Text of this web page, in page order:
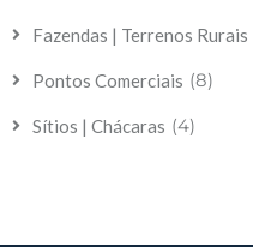
Fazendas | Terrenos Rurais
Pontos Comerciais (8)
Sítios | Chácaras (4)